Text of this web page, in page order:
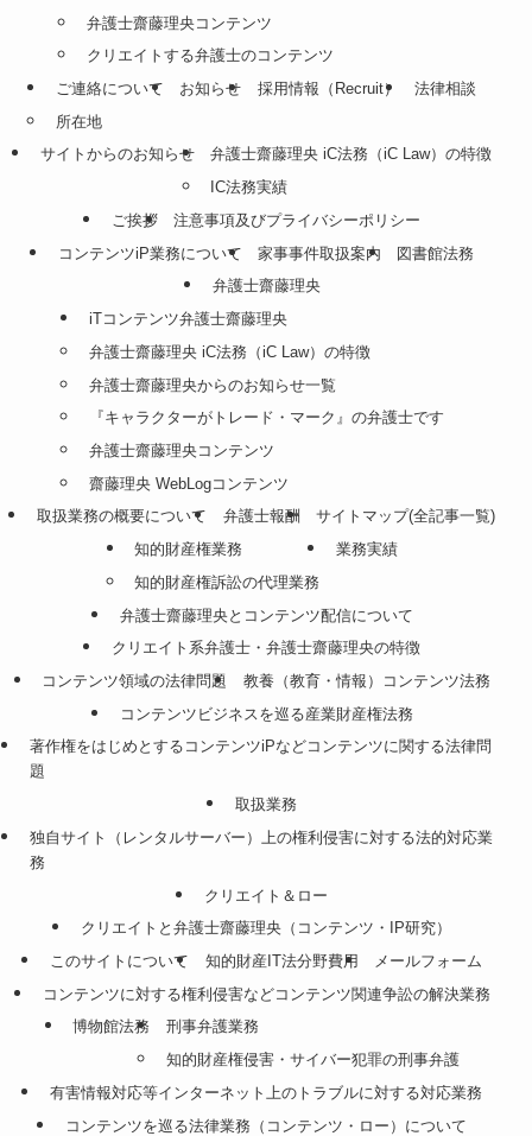
弁護士齋藤理央コンテンツ
クリエイトする弁護士のコンテンツ
ご連絡について
所在地
お知らせ 採用情報（Recruit） 法律相談
サイトからのお知らせ
弁護士齋藤理央 iC法務（iC Law）の特徴
IC法務実績
ご挨拶
注意事項及びプライバシーポリシー
コンテンツiP業務について
家事事件取扱案内
図書館法務
弁護士齋藤理央
iTコンテンツ弁護士齋藤理央
弁護士齋藤理央 iC法務（iC Law）の特徴
弁護士齋藤理央からのお知らせ一覧
『キャラクターがトレード・マーク』の弁護士です
弁護士齋藤理央コンテンツ
齋藤理央 WebLogコンテンツ
取扱業務の概要について
弁護士報酬
サイトマップ(全記事一覧)
知的財産権業務
知的財産権訴訟の代理業務
業務実績
弁護士齋藤理央とコンテンツ配信について
クリエイト系弁護士・弁護士齋藤理央の特徴
コンテンツ領域の法律問題
教養（教育・情報）コンテンツ法務
コンテンツビジネスを巡る産業財産権法務
著作権をはじめとするコンテンツiPなどコンテンツに関する法律問
題
取扱業務
独自サイト（レンタルサーバー）上の権利侵害に対する法的対応業
務
クリエイト＆ロー
クリエイトと弁護士齋藤理央（コンテンツ・IP研究）
このサイトについて
知的財産IT法分野費用
メールフォーム
コンテンツに対する権利侵害などコンテンツ関連争訟の解決業務
博物館法務
刑事弁護業務
知的財産権侵害・サイバー犯罪の刑事弁護
有害情報対応等インターネット上のトラブルに対する対応業務
コンテンツを巡る法律業務（コンテンツ・ロー）について